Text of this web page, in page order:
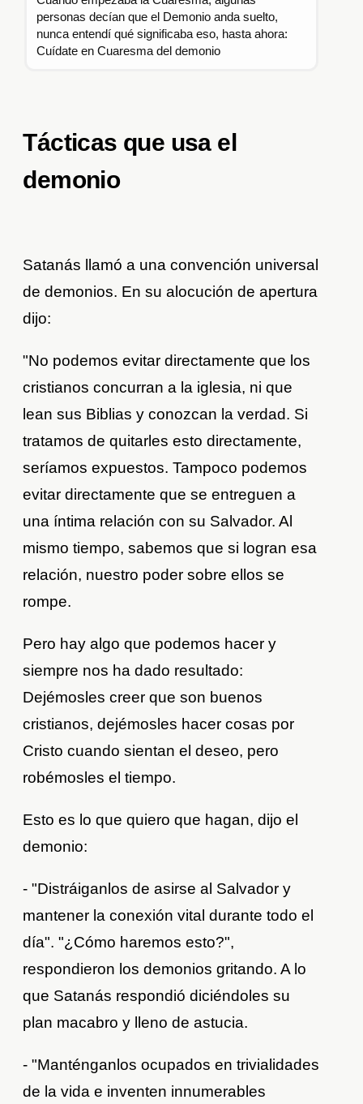
personas decían que el Demonio anda suelto,
nunca entendí qué significaba eso, hasta ahora:
Cuídate en Cuaresma del demonio
Tácticas que usa el
demonio
Satanás llamó a una convención universal
de demonios. En su alocución de apertura
dijo:
"No podemos evitar directamente que los
cristianos concurran a la iglesia, ni que
lean sus Biblias y conozcan la verdad. Si
tratamos de quitarles esto directamente,
seríamos expuestos. Tampoco podemos
evitar directamente que se entreguen a
una íntima relación con su Salvador. Al
mismo tiempo, sabemos que si logran esa
relación, nuestro poder sobre ellos se
rompe.
Pero hay algo que podemos hacer y
siempre nos ha dado resultado:
Dejémosles creer que son buenos
cristianos, dejémosles hacer cosas por
Cristo cuando sientan el deseo, pero
robémosles el tiempo.
Esto es lo que quiero que hagan, dijo el
demonio:
- "Distráiganlos de asirse al Salvador y
mantener la conexión vital durante todo el
día". "¿Cómo haremos esto?",
respondieron los demonios gritando. A lo
que Satanás respondió diciéndoles su
plan macabro y lleno de astucia.
- "Manténganlos ocupados en trivialidades
de la vida e inventen innumerables